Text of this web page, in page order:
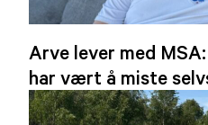
Arve lever med
har vært å miste